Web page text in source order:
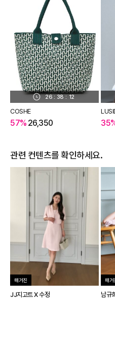
26 : 38 : 12
COSHE
57% 26,350
관련 컨텐츠를 확인하세요.
매거진
JJ지고트 X 수정
매거
남규